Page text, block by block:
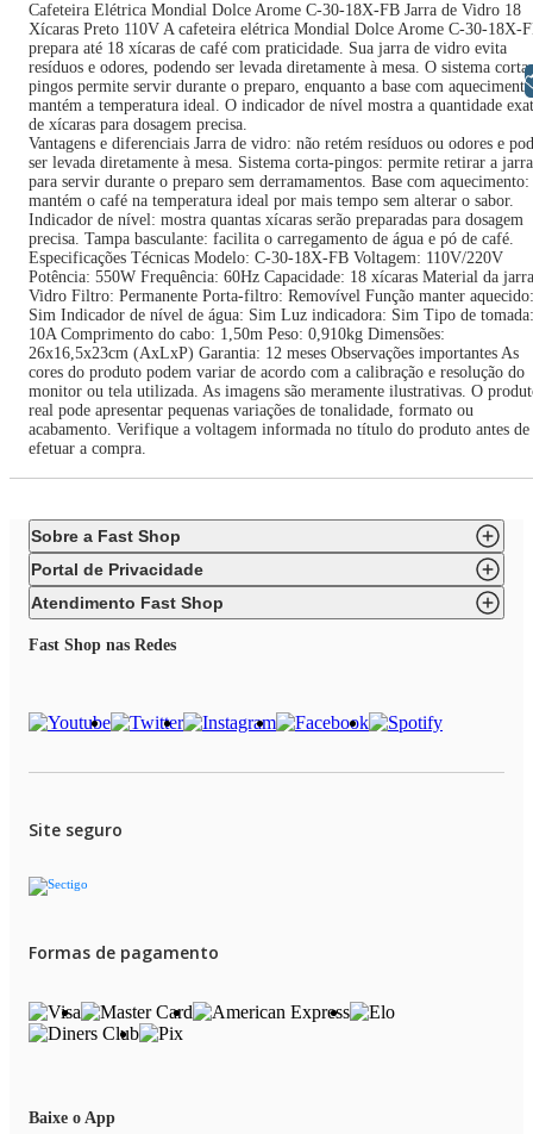
Cafeteira Elétrica Mondial Dolce Arome C-30-18X-FB Jarra de Vidro 18
Xícaras Preto 110V A cafeteira elétrica Mondial Dolce Arome C-30-18X-
prepara até 18 xícaras de café com praticidade. Sua jarra de vidro evita
resíduos e odores, podendo ser levada diretamente à mesa. O sistema corta-
pingos permite servir durante o preparo, enquanto a base com aquecimento
mantém a temperatura ideal. O indicador de nível mostra a quantidade
de xícaras para dosagem precisa.
Vantagens e diferenciais Jarra de vidro: não retém resíduos ou odores e
ser levada diretamente à mesa. Sistema corta-pingos: permite retirar a jarra
para servir durante o preparo sem derramamentos. Base com aquecimento:
mantém o café na temperatura ideal por mais tempo sem alterar o sabor.
Indicador de nível: mostra quantas xícaras serão preparadas para dosagem
precisa. Tampa basculante: facilita o carregamento de água e pó de café.
Especificações Técnicas Modelo: C-30-18X-FB Voltagem: 110V/220V
Potência: 550W Frequência: 60Hz Capacidade: 18 xícaras Material da
Vidro Filtro: Permanente Porta-filtro: Removível Função manter aquecido:
Sim Indicador de nível de água: Sim Luz indicadora: Sim Tipo de tomada:
10A Comprimento do cabo: 1,50m Peso: 0,910kg Dimensões:
26x16,5x23cm (AxLxP) Garantia: 12 meses Observações importantes As
cores do produto podem variar de acordo com a calibração e resolução do
monitor ou tela utilizada. As imagens são meramente ilustrativas. O
real pode apresentar pequenas variações de tonalidade, formato ou
acabamento. Verifique a voltagem informada no título do produto antes de
efetuar a compra.
Sobre a Fast Shop
Portal de Privacidade
Atendimento Fast Shop
Fast Shop nas Redes
Site seguro
Formas de pagamento
Baixe o App
Libras